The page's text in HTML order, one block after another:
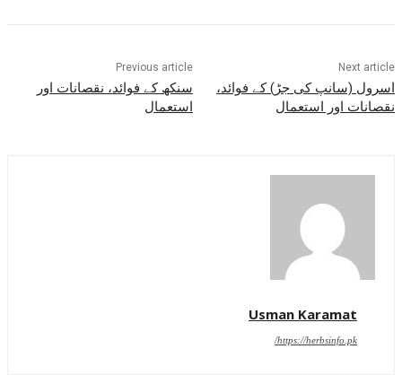
Previous article
سنکھ کے فوائد، نقصانات اور
استعمال
Next article
اسرول (سانپ کی جڑ) کے فوائد،
نقصانات اور استعمال
Usman Karamat
https://herbsinfo.pk/